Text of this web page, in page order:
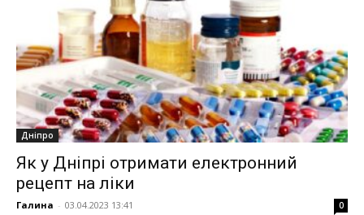
Дніпро
Як у Дніпрі отримати електронний
рецепт на ліки
Галина - 03.04.2023 13:41 0